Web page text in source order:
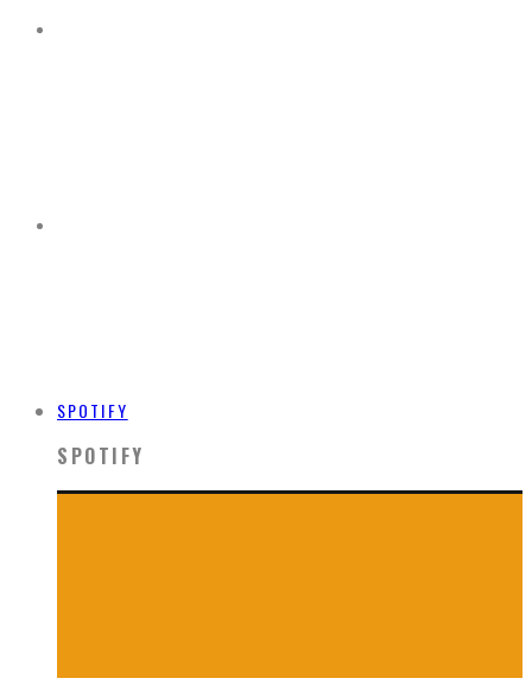
SPOTIFY
SPOTIFY